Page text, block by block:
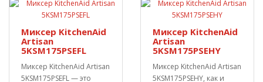
Миксер KitchenAid
Artisan
5KSM175PSEFL
Миксер KitchenAid Artisan
5KSM175PSEFL — это
Миксер KitchenAid
Artisan
5KSM175PSEHY
Миксер KitchenAid Artisan
5KSM175PSEHY, как и